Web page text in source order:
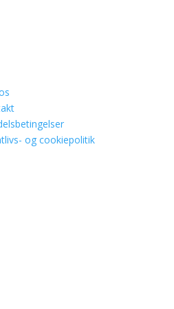
og cookiepolitik